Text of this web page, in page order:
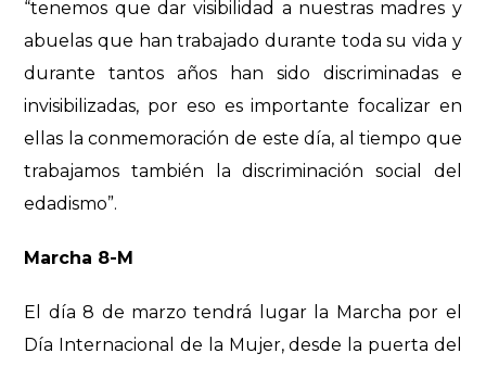
“tenemos que dar visibilidad a nuestras madres y
abuelas que han trabajado durante toda su vida y
durante tantos años han sido discriminadas e
invisibilizadas, por eso es importante focalizar en
ellas la conmemoración de este día, al tiempo que
trabajamos también la discriminación social del
edadismo”.
Marcha 8-M
El día 8 de marzo tendrá lugar la Marcha por el
Día Internacional de la Mujer, desde la puerta del